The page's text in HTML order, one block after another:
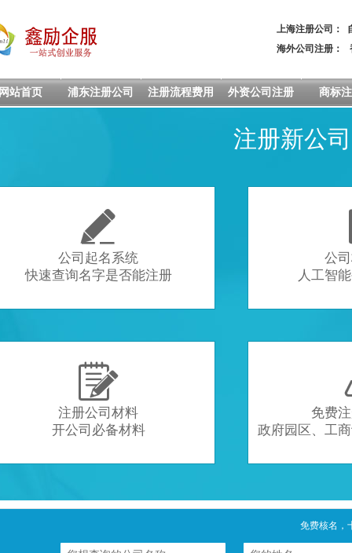
上海注册公司：
海外公司注册：
网站首页 浦东注册公司 注册流程费用 外资公司注册 商标
注册新公

公司起名系统
快速查询名字是否能注册
公
人工智

注册公司材料
开公司必备材料
免费
政府园区、工
免费核名，